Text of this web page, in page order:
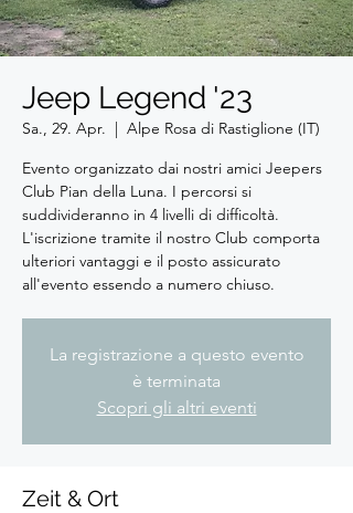
Jeep Legend '23
Sa., 29. Apr.
  |
Alpe Rosa di Rastiglione (IT)
Evento organizzato dai nostri amici Jeepers
Club Pian della Luna. I percorsi si
suddivideranno in 4 livelli di difficoltà.
L'iscrizione tramite il nostro Club comporta
ulteriori vantaggi e il posto assicurato
all'evento essendo a numero chiuso.
La registrazione a questo evento
è terminata
Scopri gli altri eventi
Zeit & Ort